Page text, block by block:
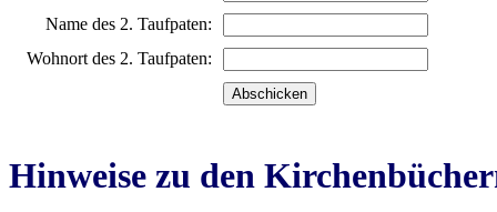
Name des 2. Taufpaten:
Wohnort des 2. Taufpaten:
Hinweise zu den